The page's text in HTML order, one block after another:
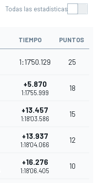
Todas las estadísticas
TIEMPO PUNTOS
1:17'50.129 25
+5.870
1:17'55.999
18
+13.457
1:18'03.586
15
+13.937
1:18'04.066
12
+16.276
1:18'06.405
10